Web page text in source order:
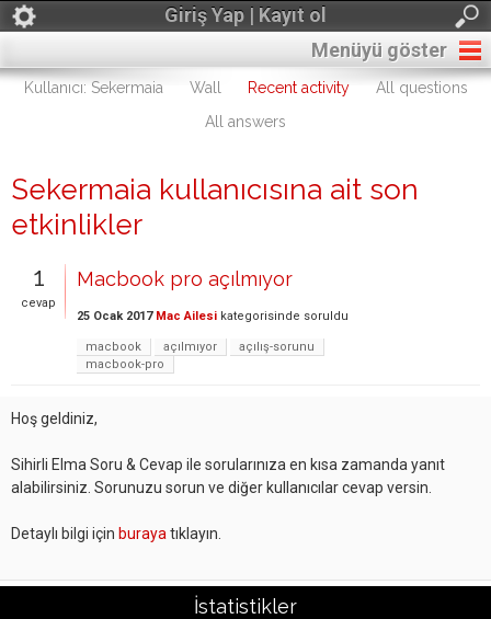
Giriş Yap | Kayıt ol
Menüyü göster
Kullanıcı: Sekermaia Wall Recent activity
All questions
All answers
Sekermaia kullanıcısına ait son
etkinlikler
1
cevap
Macbook pro açılmıyor
25 Ocak 2017 Mac Ailesi kategorisinde soruldu
macbook açılmıyor
açılış-sorunu
macbook-pro
Hoş geldiniz,
Sihirli Elma Soru & Cevap ile sorularınıza en kısa zamanda yanıt
alabilirsiniz. Sorunuzu sorun ve diğer kullanıcılar cevap versin.
Detaylı bilgi için buraya tıklayın.
İstatistikler